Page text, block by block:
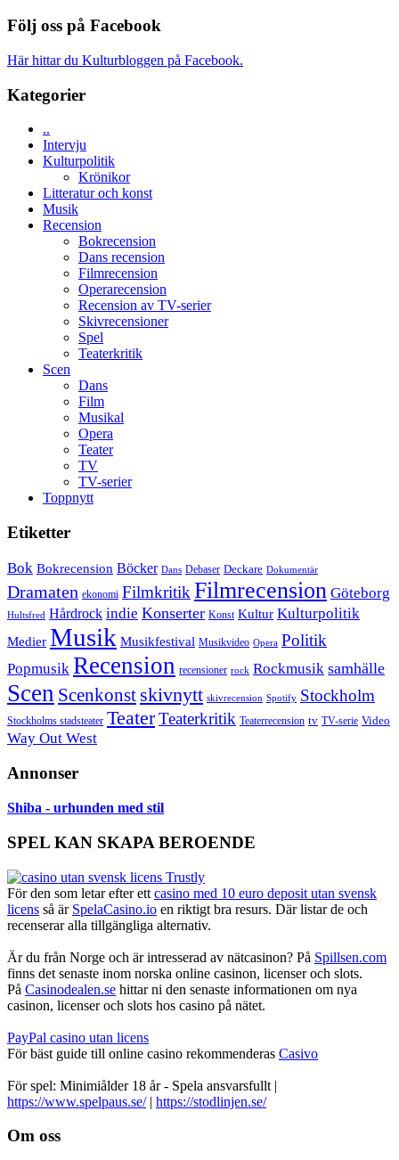
Följ oss på Facebook
Här hittar du Kulturbloggen på Facebook.
Kategorier
..
Intervju
Kulturpolitik
Krönikor
Litteratur och konst
Musik
Recension
Bokrecension
Dans recension
Filmrecension
Operarecension
Recension av TV-serier
Skivrecensioner
Spel
Teaterkritik
Scen
Dans
Film
Musikal
Opera
Teater
TV
TV-serier
Toppnytt
Etiketter
Bok Bokrecension Böcker Dans Debaser Deckare Dokumentär
Dramaten ekonomi Filmkritik Filmrecension Göteborg
Hultsfred Hårdrock indie Konserter Konst Kultur Kulturpolitik
Medier Musik Musikfestival Musikvideo Opera Politik
Popmusik Recension recensioner rock Rockmusik samhälle
Scen Scenkonst skivnytt skivrecension Spotify Stockholm
Stockholms stadsteater TeaterTeaterkritik Teaterrecension tv TV-serie Video
Way Out West
Annonser
Shiba - urhunden med stil
SPEL KAN SKAPA BEROENDE
För den som letar efter ett casino med 10 euro deposit utan svensk
licens så är SpelaCasino.io en riktigt bra resurs. Där listar de och
recenserar alla tillgängliga alternativ.
Är du från Norge och är intresserad av nätcasinon? På Spillsen.com
finns det senaste inom norska online casinon, licenser och slots.
På Casinodealen.se hittar ni den senaste informationen om nya
casinon, licenser och slots hos casino på nätet.
PayPal casino utan licens
För bäst guide till online casino rekommenderas Casivo
För spel: Minimiålder 18 år - Spela ansvarsfullt |
https://www.spelpaus.se/| https://stodlinjen.se/
Footer
Om oss